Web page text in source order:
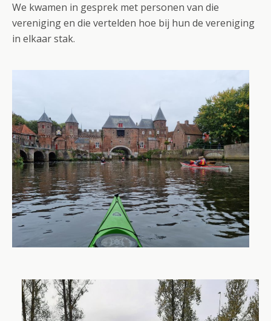
We kwamen in gesprek met personen van die
vereniging en die vertelden hoe bij hun de vereniging
in elkaar stak.